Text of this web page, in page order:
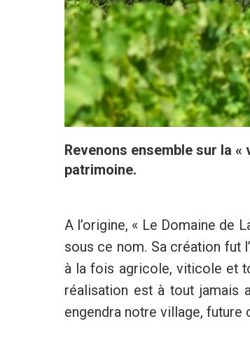
Revenons ensemble sur la
patrimoine.
A l’origine, « Le Domaine de
sous ce nom. Sa création fut
à la fois agricole, viticole et
réalisation est à tout jamais
engendra notre village, future